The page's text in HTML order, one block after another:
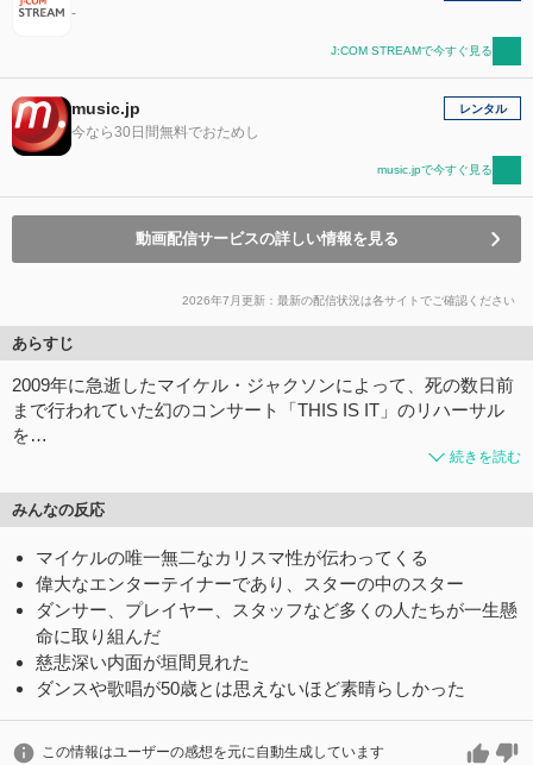
-
J:COM STREAMで今すぐ見る
music.jp
今なら30日間無料でおためし
レンタル
music.jpで今すぐ見る
動画配信サービスの詳しい情報を見る
2026年7月更新：最新の配信状況は各サイトでご確認ください
あらすじ
2009年に急逝したマイケル・ジャクソンによって、死の数日前
まで行われていた幻のコンサート「THIS IS IT」のリハーサル
を…
続きを読む
みんなの反応
マイケルの唯一無二なカリスマ性が伝わってくる
偉大なエンターテイナーであり、スターの中のスター
ダンサー、プレイヤー、スタッフなど多くの人たちが一生懸
命に取り組んだ
慈悲深い内面が垣間見れた
ダンスや歌唱が50歳とは思えないほど素晴らしかった
この情報はユーザーの感想を元に自動生成しています